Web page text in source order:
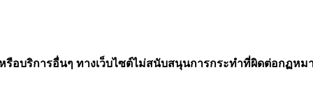
รือบริการอื่นๆ ทางเว็บไซต์ไม่สนับสนุนการกระทำที่ผิดต่อกฏห